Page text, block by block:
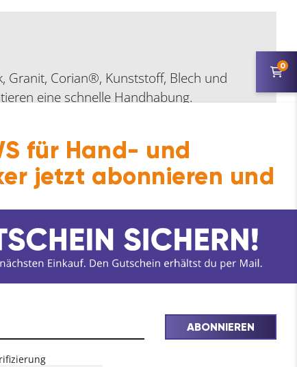
Granit, Corian®, Kunststoff, Blech und
eine schnelle Handhabung.
0
für Hand- und
jetzt abonnieren und
ABONNIEREN